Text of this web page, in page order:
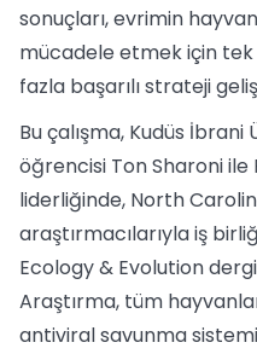
sonuçları, evrimin
mücadele etmek için
fazla başarılı strateji
Bu çalışma, Kudüs
öğrencisi Ton Sharoni ile
liderliğinde, North
araştırmacılarıyla iş
Ecology & Evolution
Araştırma, tüm
antiviral savunma